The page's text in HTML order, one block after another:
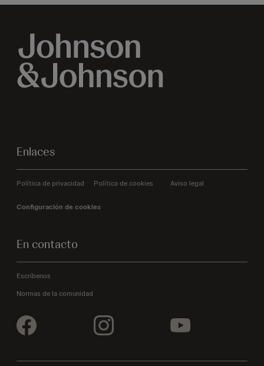
Enlaces
Política de privacidad Política de cookies Aviso legal
Configuración de cookies
En contacto
Escríbenos
Normas de la comunidad